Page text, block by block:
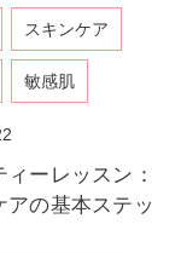
スキンケア
敏感肌
ィーレッスン：
アの基本ステッ